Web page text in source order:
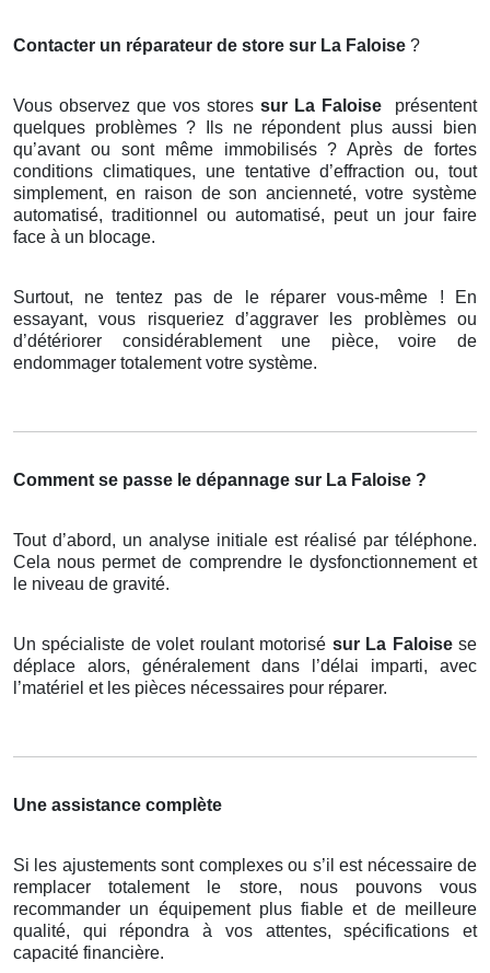
Contacter un réparateur de store sur La Faloise ?
Vous observez que vos stores sur La Faloise
présentent
quelques problèmes ? Ils ne répondent plus aussi bien
qu’avant ou sont même immobilisés ? Après de fortes
conditions climatiques, une tentative d’effraction ou, tout
simplement, en raison de son ancienneté, votre système
automatisé, traditionnel ou automatisé, peut un jour faire
face à un blocage.
Surtout, ne tentez pas de le réparer vous-même ! En
essayant, vous risqueriez d’aggraver les problèmes ou
d’détériorer considérablement une pièce, voire de
endommager totalement votre système.
Comment se passe le dépannage sur La Faloise ?
Tout d’abord, un analyse initiale est réalisé par téléphone.
Cela nous permet de comprendre le dysfonctionnement et
le niveau de gravité.
Un spécialiste de volet roulant motorisé sur La Faloisese
déplace alors, généralement dans l’délai imparti, avec
l’matériel et les pièces nécessaires pour réparer.
Une assistance complète
Si les ajustements sont complexes ou s’il est nécessaire de
remplacer totalement le store, nous pouvons vous
recommander un équipement plus fiable et de meilleure
qualité, qui répondra à vos attentes, spécifications et
capacité financière.